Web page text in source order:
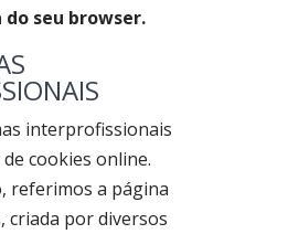
seu browser.
interprofissionais
cookies online.
referimos a página
criada por diversos